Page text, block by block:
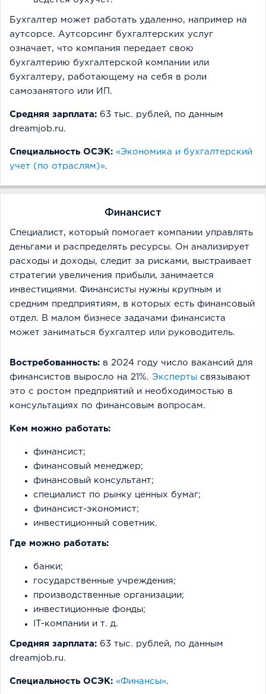
Бухгалтер может работать удаленно, например на
аутсорсе. Аутсорсинг бухгалтерских услуг
означает, что компания передает свою
бухгалтерию бухгалтерской компании или
бухгалтеру, работающему на себя в роли
самозанятого или ИП.
Средняя зарплата: 63 тыс. рублей, по данным
dreamjob.ru.
Специальность ОСЭК: «Экономика и бухгалтерский
учет (по отраслям)».
Финансист
Специалист, который помогает компании управлять
деньгами и распределять ресурсы. Он анализирует
расходы и доходы, следит за рисками, выстраивает
стратегии увеличения прибыли, занимается
инвестициями. Финансисты нужны крупным и
средним предприятиям, в которых есть финансовый
отдел. В малом бизнесе задачами финансиста
может заниматься бухгалтер или руководитель.
Востребованность: в 2024 году число вакансий для
финансистов выросло на 21%. Эксперты связывают
это с ростом предприятий и необходимостью в
консультациях по финансовым вопросам.
Кем можно работать:
финансист;
финансовый менеджер;
финансовый консультант;
специалист по рынку ценных бумаг;
финансист-экономист;
инвестиционный советник.
Где можно работать:
банки;
государственные учреждения;
производственные организации;
инвестиционные фонды;
IT-компании и т. д.
Средняя зарплата: 63 тыс. рублей, по данным
dreamjob.ru.
Специальность ОСЭК: «Финансы».